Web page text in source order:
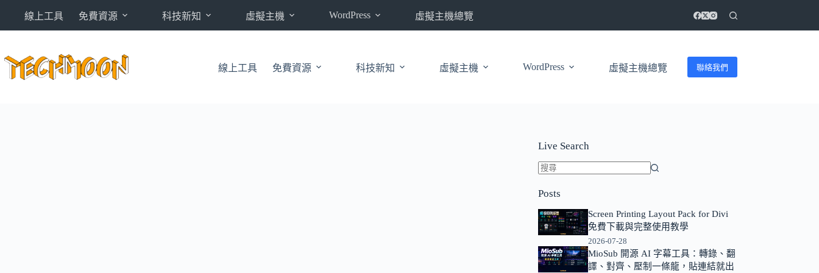
內
線上工具 免費資源 科技新知 虛擬主機 WordPress 虛擬主機總覽
線上工具 免費資源 科技新知 虛擬主機 WordPress 虛擬主機總覽 聯絡我們
Live Search
不
到
符
條
件
Posts
Screen Printing Layout Pack for Divi
免費下載與完整使用教學
2026-07-28
MioSub 開源 AI 字幕工具：轉錄、翻
譯、對齊、壓制一條龍，貼連結就出